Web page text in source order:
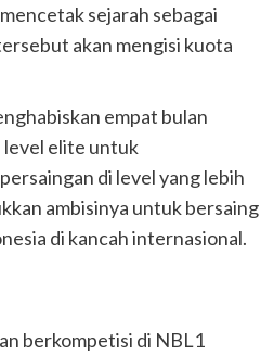
sejarah sebagai
akan mengisi kuota
empat bulan
level elite untuk
di level yang lebih
ambisinya untuk bersaing
di kancah internasional.
berkompetisi di NBL1